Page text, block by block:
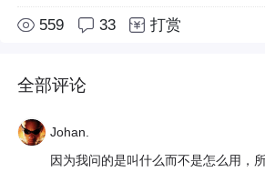
559 33 打赏
全部评论
Johan.
因为我问的是叫什么而不是怎么用，